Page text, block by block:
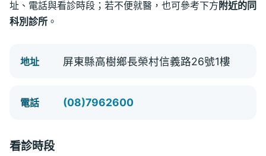
址、電話與看診時段；若不便就醫，也可參考下方 附近的同
科別診所 。
地址 屏東縣高樹鄉長榮村信義路26號1樓
電話 (08)7962600
看診時段